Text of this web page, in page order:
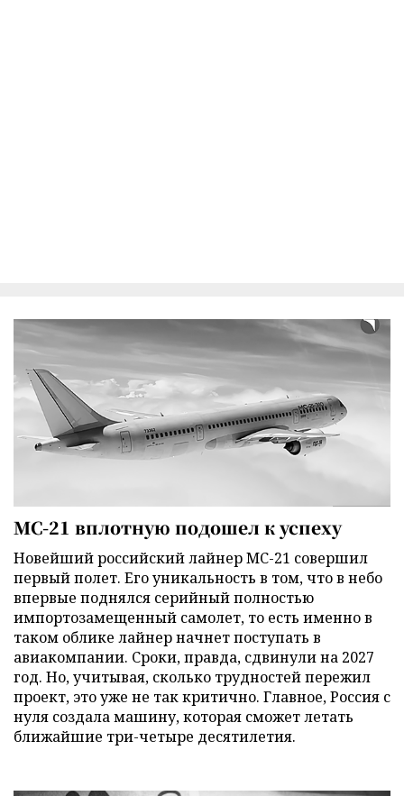
МС-21 вплотную подошел к успеху
Новейший российский лайнер МС-21 совершил
первый полет. Его уникальность в том, что в небо
впервые поднялся серийный полностью
импортозамещенный самолет, то есть именно в
таком облике лайнер начнет поступать в
авиакомпании. Сроки, правда, сдвинули на 2027
год. Но, учитывая, сколько трудностей пережил
проект, это уже не так критично. Главное, Россия с
нуля создала машину, которая сможет летать
ближайшие три-четыре десятилетия.